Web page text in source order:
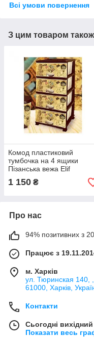
Всі умови повернення
З цим товаром
Комод пластиковий
тумбочка на 4 ящики
Пізанська вежа Elif
Туреччина
1 150 ₴
Про нас
94% позитивних з
Працює з
м. Харків
ул. Тюринская 140,
61000, Харків,
Контакти
Сьогодні вихідний
Показати весь